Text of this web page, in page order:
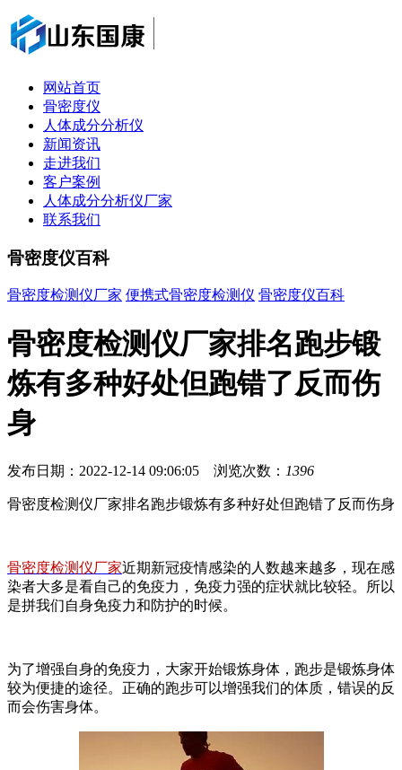
网站首页
骨密度仪
人体成分分析仪
新闻资讯
走进我们
客户案例
人体成分分析仪厂家
联系我们
骨密度仪百科
骨密度检测仪厂家 便携式骨密度检测仪 骨密度仪百科
骨密度检测仪厂家排名跑步锻
炼有多种好处但跑错了反而伤
身
发布日期：2022-12-14 09:06:05 浏览次数： 1396
骨密度检测仪厂家排名跑步锻炼有多种好处但跑错了反而伤身
骨密度检测仪厂家近期新冠疫情感染的人数越来越多，现在感
染者大多是看自己的免疫力，免疫力强的症状就比较轻。所以
是拼我们自身免疫力和防护的时候。
为了增强自身的免疫力，大家开始锻炼身体，跑步是锻炼身体
较为便捷的途径。正确的跑步可以增强我们的体质，错误的反
而会伤害身体。